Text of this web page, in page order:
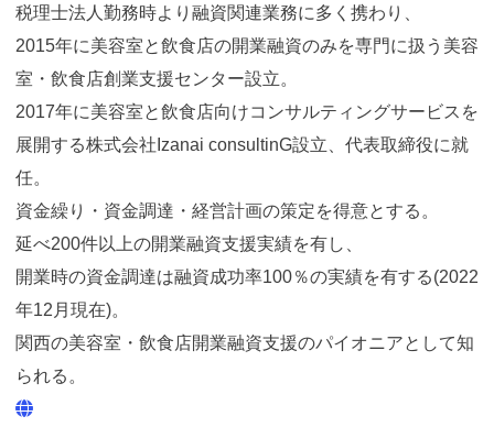
税理士法人勤務時より融資関連業務に多く携わり、
2015年に美容室と飲食店の開業融資のみを専門に扱う美容
室・飲食店創業支援センター設立。
2017年に美容室と飲食店向けコンサルティングサービスを
展開する株式会社Izanai consultinG設立、代表取締役に就
任。
資金繰り・資金調達・経営計画の策定を得意とする。
延べ200件以上の開業融資支援実績を有し、
開業時の資金調達は融資成功率100％の実績を有する(2022
年12月現在)。
関西の美容室・飲食店開業融資支援のパイオニアとして知
られる。